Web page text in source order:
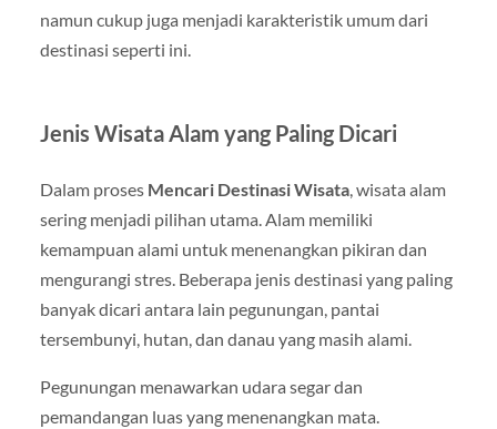
namun cukup juga menjadi karakteristik umum dari
destinasi seperti ini.
Jenis Wisata Alam yang Paling Dicari
Dalam proses Mencari Destinasi Wisata, wisata alam
sering menjadi pilihan utama. Alam memiliki
kemampuan alami untuk menenangkan pikiran dan
mengurangi stres. Beberapa jenis destinasi yang paling
banyak dicari antara lain pegunungan, pantai
tersembunyi, hutan, dan danau yang masih alami.
Pegunungan menawarkan udara segar dan
pemandangan luas yang menenangkan mata.